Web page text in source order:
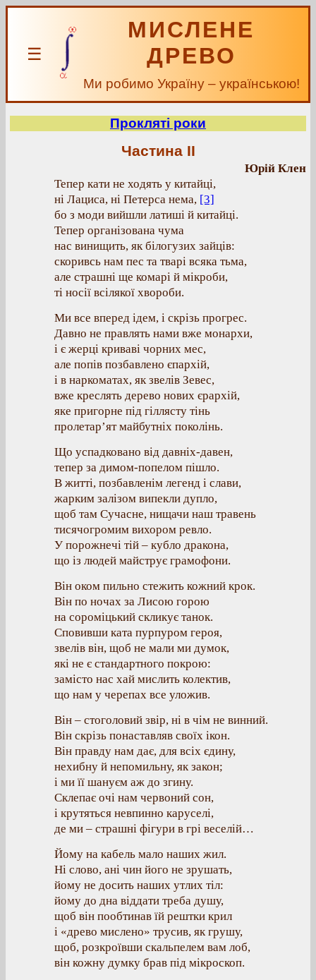
☰
МИСЛЕНЕ
ДРЕВО
Ми робимо Україну – українською!
Прокляті роки
Частина II
Юрій Клен
Тепер кати не ходять у китайці,
ні Лациса, ні Петерса нема, [3]
бо з моди вийшли латиші й китайці.
Тепер організована чума
нас винищить, як білогузих зайців:
скоривсь нам пес та тварі всяка тьма,
але страшні ще комарі й мікроби,
ті носії всілякої хвороби.
Ми все вперед ідем, і скрізь прогрес.
Давно не правлять нами вже монархи,
і є жерці криваві чорних мес,
але попів позбавлено єпархій,
і в наркоматах, як звелів Зевес,
вже креслять дерево нових єрархій,
яке пригорне під гіллясту тінь
пролетар’ят майбутніх поколінь.
Що успадковано від давніх-давен,
тепер за димом-попелом пішло.
В житті, позбавленім легенд і слави,
жарким залізом випекли дупло,
щоб там Сучасне, нищачи наш травень
тисячогромим вихором ревло.
У порожнечі тій – кубло дракона,
що із людей майструє грамофони.
Він оком пильно стежить кожний крок.
Він по ночах за Лисою горою
на сороміцький скликує танок.
Сповивши ката пурпуром героя,
звелів він, щоб не мали ми думок,
які не є стандартного покрою:
замісто нас хай мислить колектив,
що нам у черепах все уложив.
Він – стоголовий звір, ні в чім не винний.
Він скрізь понаставляв своїх ікон.
Він правду нам дає, для всіх єдину,
нехибну й непомильну, як закон;
і ми її шануєм аж до згину.
Склепає очі нам червоний сон,
і крутяться невпинно каруселі,
де ми – страшні фігури в грі веселій…
Йому на кабель мало наших жил.
Ні слово, ані чин його не зрушать,
йому не досить наших утлих тіл:
йому до дна віддати треба душу,
щоб він пообтинав їй рештки крил
і «древо мислено» трусив, як грушу,
щоб, розкроївши скальпелем вам лоб,
він кожну думку брав під мікроскоп.